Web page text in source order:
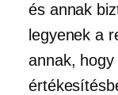
és annak
legyenek a
annak,